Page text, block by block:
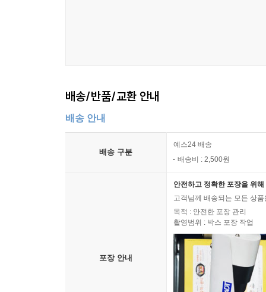
배송/반품/교환 안내
배송 안내
배송 구분
예스24 배송
배송비 : 2,500원
포장 안내
안전하고 정확한 포장을 위
고객님께 배송되는 모든 상
목적 : 안전한 포장 관리
촬영범위 : 박스 포장 작업